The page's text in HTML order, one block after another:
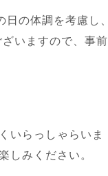
の体調を考慮し、
いますので、事前
いらっしゃらいま
しみください。